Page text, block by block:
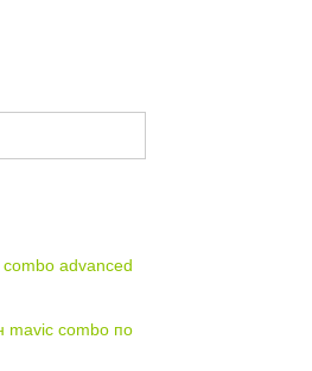
advanced
mavic combo по